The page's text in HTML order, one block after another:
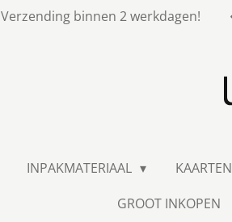
Verzending binnen 2 werkdagen!
INPAKMATERIAAL KAARTEN
GROOT INKOPEN